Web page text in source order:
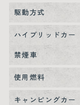
駆動方式
ハイブリッドカー
禁煙車
使用燃料
キャンピングカー